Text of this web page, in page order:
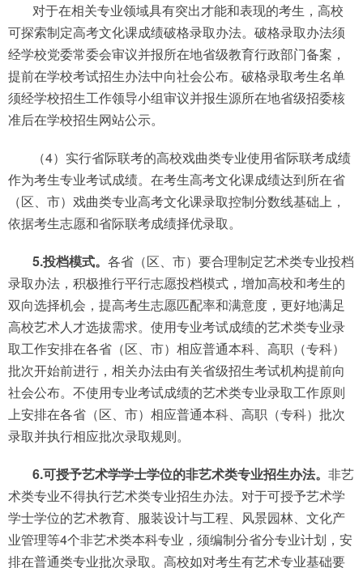
对于在相关专业领域具有突出才能和表现的考生，高校
可探索制定高考文化课成绩破格录取办法。破格录取办法须
经学校党委常委会审议并报所在地省级教育行政部门备案，
提前在学校考试招生办法中向社会公布。破格录取考生名单
须经学校招生工作领导小组审议并报生源所在地省级招委核
准后在学校招生网站公示。
（4）实行省际联考的高校戏曲类专业使用省际联考成绩
作为考生专业考试成绩。在考生高考文化课成绩达到所在省
（区、市）戏曲类专业高考文化课录取控制分数线基础上，
依据考生志愿和省际联考成绩择优录取。
5.投档模式。 各省（区、市）要合理制定艺术类专业投档
录取办法，积极推行平行志愿投档模式，增加高校和考生的
双向选择机会，提高考生志愿匹配率和满意度，更好地满足
高校艺术人才选拔需求。使用专业考试成绩的艺术类专业录
取工作安排在各省（区、市）相应普通本科、高职（专科）
批次开始前进行，相关办法由有关省级招生考试机构提前向
社会公布。不使用专业考试成绩的艺术类专业录取工作原则
上安排在各省（区、市）相应普通本科、高职（专科）批次
录取并执行相应批次录取规则。
6.可授予艺术学学士学位的非艺术类专业招生办法。 非艺
术类专业不得执行艺术类专业招生办法。对于可授予艺术学
学士学位的艺术教育、服装设计与工程、风景园林、文化产
业管理等4个非艺术类本科专业，须编制分省分专业计划，安
排在普通类专业批次录取。高校如对考生有艺术专业基础要